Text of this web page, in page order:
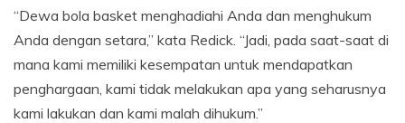
“Dewa bola basket menghadiahi Anda dan menghukum
Anda dengan setara,” kata Redick. “Jadi, pada saat-saat di
mana kami memiliki kesempatan untuk mendapatkan
penghargaan, kami tidak melakukan apa yang seharusnya
kami lakukan dan kami malah dihukum.”